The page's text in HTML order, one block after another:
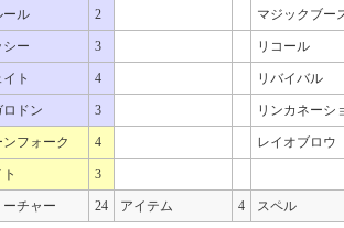
ール 2 マジックブー
シー 3 リコール
ト 4 リバイバル
ロドン 3 リンカネーシ
ンフォーク 4 レイオブロウ
3
ーチャー 24 アイテム 4 スペル